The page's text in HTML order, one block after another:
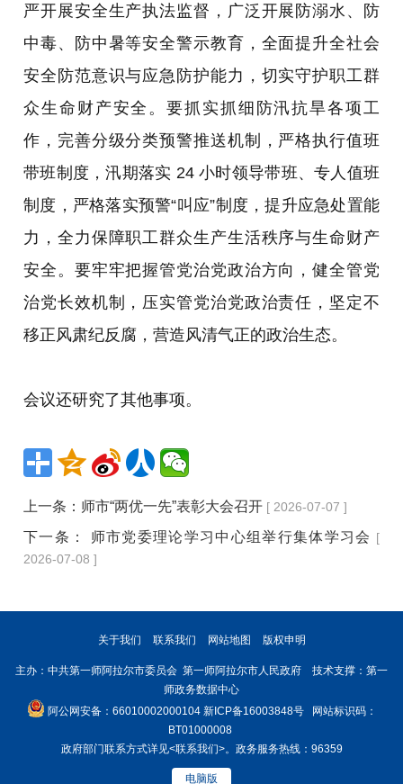
严开展安全生产执法监督，广泛开展防溺水、防
中毒、防中暑等安全警示教育，全面提升全社会
安全防范意识与应急防护能力，切实守护职工群
众生命财产安全。要抓实抓细防汛抗旱各项工
作，完善分级分类预警推送机制，严格执行值班
带班制度，汛期落实 24 小时领导带班、专人值班
制度，严格落实预警“叫应”制度，提升应急处置能
力，全力保障职工群众生产生活秩序与生命财产
安全。要牢牢把握管党治党政治方向，健全管党
治党长效机制，压实管党治党政治责任，坚定不
移正风肃纪反腐，营造风清气正的政治生态。
会议还研究了其他事项。
上一条： 师市“两优一先”表彰大会召开 [ 2026-07-07 ]
下一条： 师市党委理论学习中心组举行集体学习会 [
2026-07-08 ]
关于我们 联系我们 网站地图 版权申明
主办：中共第一师阿拉尔市委员会 第一师阿拉尔市人民政府 技术支撑：第一
师政务数据中心
阿公网安备：66010002000104 新ICP备16003848号网站标识码：
BT01000008
政府部门联系方式详见<联系我们>。政务服务热线：96359
电脑版